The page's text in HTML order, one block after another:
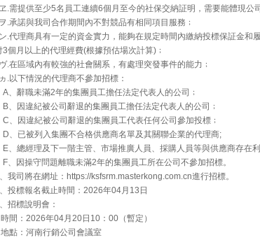
.需提供至少5名員工連續6個月至今的社保交納証明，需要能體現公
.承諾與我司合作期間內不對競品有相同項目服務﹔
.代理商具有一定的資金實力，能夠在規定時間內繳納投標保証金和
3個月以上的代理經費(根據預估場次計算)﹔
.在區域內有較強的社會關系，有處理突發事件的能力﹔
.以下情況的代理商不參加招標：
辭職未滿2年的集團員工擔任法定代表人的公司﹔
因違紀被公司辭退的集團員工擔任法定代表人的公司﹔
因違紀被公司辭退的集團員工代表任何公司參加投標﹔
已被列入集團不合格供應商名單及其關聯企業的代理商;
總經理及下一階主管、市場推廣人員、採購人員等與供應商存在利
因操守問題離職未滿2年的集團員工所在公司不參加招標。
我司將在網址：https://ksfsrm.masterkong.com.cn進行招標。
投標報名截止時間：2026年04月13日
招標說明會：
間：2026年04月20日10：00（暫定）
點：河南行銷公司會議室